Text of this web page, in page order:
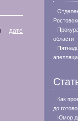
дате
области
Как
до
Юмор